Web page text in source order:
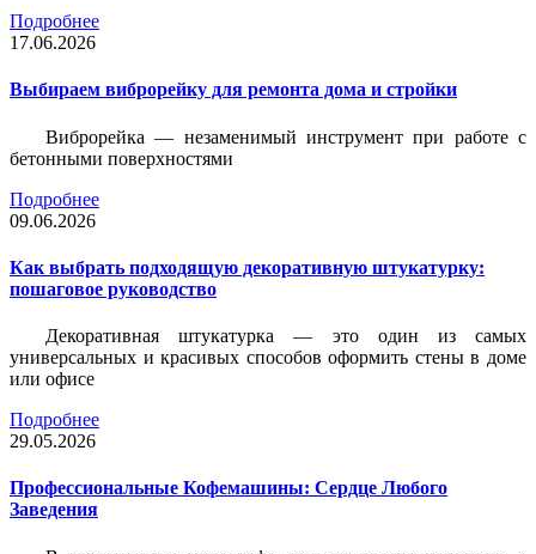
Подробнее
17.06.2026
Выбираем виброрейку для ремонта дома и стройки
Виброрейка — незаменимый инструмент при работе с
бетонными поверхностями
Подробнее
09.06.2026
Как выбрать подходящую декоративную штукатурку:
пошаговое руководство
Декоративная штукатурка — это один из самых
универсальных и красивых способов оформить стены в доме
или офисе
Подробнее
29.05.2026
Профессиональные Кофемашины: Сердце Любого
Заведения